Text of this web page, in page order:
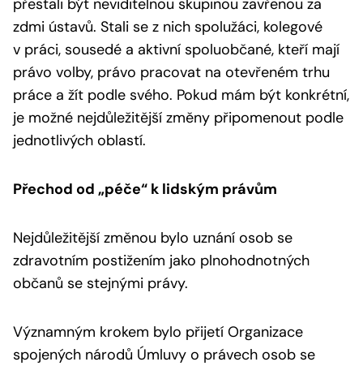
přestali být neviditelnou skupinou zavřenou za
zdmi ústavů. Stali se z nich spolužáci, kolegové
v práci, sousedé a aktivní spoluobčané, kteří mají
právo volby, právo pracovat na otevřeném trhu
práce a žít podle svého. Pokud mám být konkrétní,
je možné nejdůležitější změny připomenout podle
jednotlivých oblastí.
Přechod od „péče“ k lidským právům
Nejdůležitější změnou bylo uznání osob se
zdravotním postižením jako plnohodnotných
občanů se stejnými právy.
Významným krokem bylo přijetí Organizace
spojených národů Úmluvy o právech osob se